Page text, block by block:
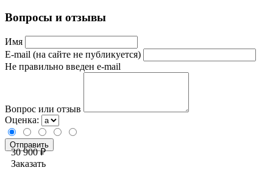
Вопросы и отзывы
Имя
E-mail (на сайте не публикуется)
Не правильно введен e-mail
Вопрос или отзыв
Оценка:
30 900 ₽
Заказать